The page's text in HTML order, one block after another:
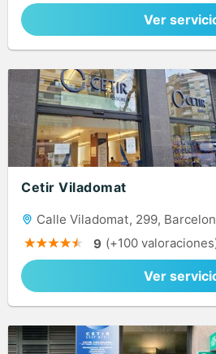
Ver
Cetir Viladomat
Calle Viladomat, 299,
9 (+100
Ver